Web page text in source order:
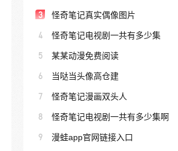
3 怪奇笔记真实偶像图片
4 怪奇笔记电视剧一共有多少集
5 某某动漫免费阅读
6 当哒当头像高仓建
7 怪奇笔记漫画双头人
8 怪奇笔记电视剧一共有多少集啊
9 漫蛙app官网链接入口